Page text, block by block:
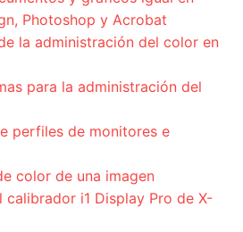
Photoshop y Acrobat
la administración del color en
para la administración del
perfiles de monitores e
color de una imagen
calibrador i1 Display Pro de X-